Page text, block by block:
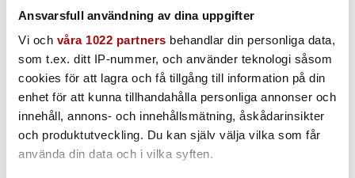
Ansvarsfull användning av dina uppgifter
Vi och våra 1022 partners behandlar din personliga data,
som t.ex. ditt IP-nummer, och använder teknologi såsom
cookies för att lagra och få tillgång till information på din
enhet för att kunna tillhandahålla personliga annonser och
innehåll, annons- och innehållsmätning, åskådarinsikter
och produktutveckling. Du kan själv välja vilka som får
använda din data och i vilka syften.
Lithium Hybrid
350 mm